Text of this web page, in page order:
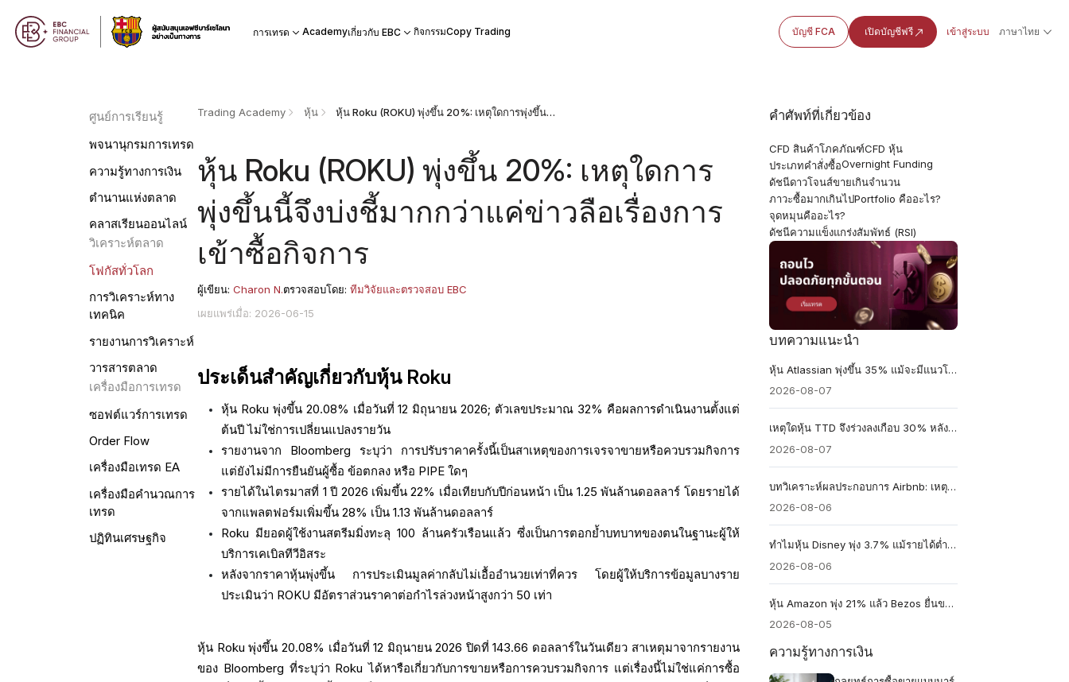
การเทรด Academyเกี่ยวกับ EBC กิจกรรมCopy Trading บัญชี FCA เปิดบัญชีฟรี เข้าสู่ระบบ ภาษาไทย
ศูนย์การเรียนรู้
พจนานุกรมการเทรด
ความรู้ทางการเงิน
ตำนานแห่งตลาด
คลาสเรียนออนไลน์
วิเคราะห์ตลาด
โฟกัสทั่วโลก
การวิเคราะห์ทาง
เทคนิค
รายงานการวิเคราะห์
วารสารตลาด
เครื่องมือการเทรด
ซอฟต์แวร์การเทรด
Order Flow
เครื่องมือเทรด EA
เครื่องมือคำนวณการ
เทรด
ปฏิทินเศรษฐกิจ
Trading Academy หุ้น หุ้น Roku (ROKU) พุ่งขึ้น 20%: เหตุใดการพุ่งขึ้นนี้จึงบ่งชี้มากกว่าแค่ข่าวลือเรื่องการเข้าซื้อกิจการ
หุ้น Roku (ROKU) พุ่งขึ้น 20%: เหตุใดการ
พุ่งขึ้นนี้จึงบ่งชี้มากกว่าแค่ข่าวลือเรื่องการ
เข้าซื้อกิจการ
ผู้เขียน:Charon N.ตรวจสอบโดย:ทีมวิจัยและตรวจสอบ EBC
เผยแพร่เมื่อ: 2026-06-15
ประเด็นสำคัญเกี่ยวกับหุ้น Roku
หุ้น Roku พุ่งขึ้น 20.08% เมื่อวันที่ 12 มิถุนายน 2026; ตัวเลขประมาณ 32% คือผลการดำเนินงานตั้งแต่
ต้นปี ไม่ใช่การเปลี่ยนแปลงรายวัน
รายงานจาก Bloomberg ระบุว่า การปรับราคาครั้งนี้เป็นสาเหตุของการเจรจาขายหรือควบรวมกิจการ
แต่ยังไม่มีการยืนยันผู้ซื้อ ข้อตกลง หรือ PIPE ใดๆ
รายได้ในไตรมาสที่ 1 ปี 2026 เพิ่มขึ้น 22% เมื่อเทียบกับปีก่อนหน้า เป็น 1.25 พันล้านดอลลาร์ โดยรายได้
จากแพลตฟอร์มเพิ่มขึ้น 28% เป็น 1.13 พันล้านดอลลาร์
Roku มียอดผู้ใช้งานสตรีมมิ่งทะลุ 100 ล้านครัวเรือนแล้ว ซึ่งเป็นการตอกย้ำบทบาทของตนในฐานะผู้ให้
บริการเคเบิลทีวีอิสระ
หลังจากราคาหุ้นพุ่งขึ้น การประเมินมูลค่ากลับไม่เอื้ออำนวยเท่าที่ควร โดยผู้ให้บริการข้อมูลบางราย
ประเมินว่า ROKU มีอัตราส่วนราคาต่อกำไรล่วงหน้าสูงกว่า 50 เท่า
หุ้น Roku พุ่งขึ้น 20.08% เมื่อวันที่ 12 มิถุนายน 2026 ปิดที่ 143.66 ดอลลาร์ในวันเดียว สาเหตุมาจากรายงาน
ของ Bloomberg ที่ระบุว่า Roku ได้หารือเกี่ยวกับการขายหรือการควบรวมกิจการ แต่เรื่องนี้ไม่ใช่แค่การซื้อ
คำศัพท์ที่เกี่ยวข้อง
CFD สินค้าโภคภัณฑ์CFD หุ้น
ประเภทคำสั่งซื้อOvernight Funding
ดัชนีดาวโจนส์ขายเกินจำนวน
ภาวะซื้อมากเกินไปPortfolio คืออะไร?
จุดหมุนคืออะไร?
ดัชนีความแข็งแกร่งสัมพัทธ์ (RSI)
บทความแนะนำ
หุ้น Atlassian พุ่งขึ้น 35% แม้จะมีแนวโน้มการเติบโตเพียง 13%
2026-08-07
เหตุใดหุ้น TTD จึงร่วงลงเกือบ 30% หลังจากการคาดการณ์รายได้ 650 ล้านดอลลาร์
2026-08-07
บทวิเคราะห์ผลประกอบการ Airbnb: เหตุใดราคาหุ้น Airbnb อาจร่วงลงได้แม้รายได้จะเติบโต 16%
2026-08-06
ทำไมหุ้น Disney พุ่ง 3.7% แม้รายได้ต่ำกว่าคาด
2026-08-06
หุ้น Amazon พุ่ง 21% แล้ว Bezos ยื่นขายสูงสุด 4.1 พันล้านดอลลาร์ นี่คือสัญญาณเตือนหรือไม่?
2026-08-05
ความรู้ทางการเงิน